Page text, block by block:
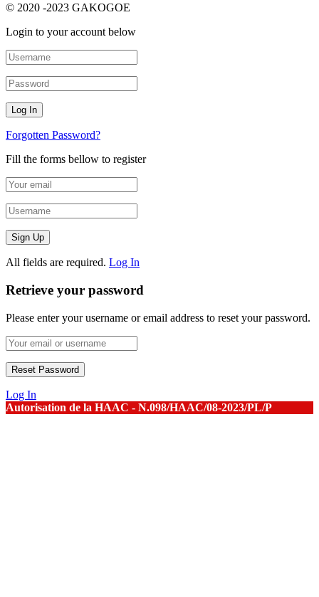
© 2020 -2023 GAKOGOE
Login to your account below
Forgotten Password?
Fill the forms bellow to register
All fields are required. Log In
Retrieve your password
Please enter your username or email address to reset your password.
Log In
Autorisation de la HAAC - N.098/HAAC/08-2023/PL/P